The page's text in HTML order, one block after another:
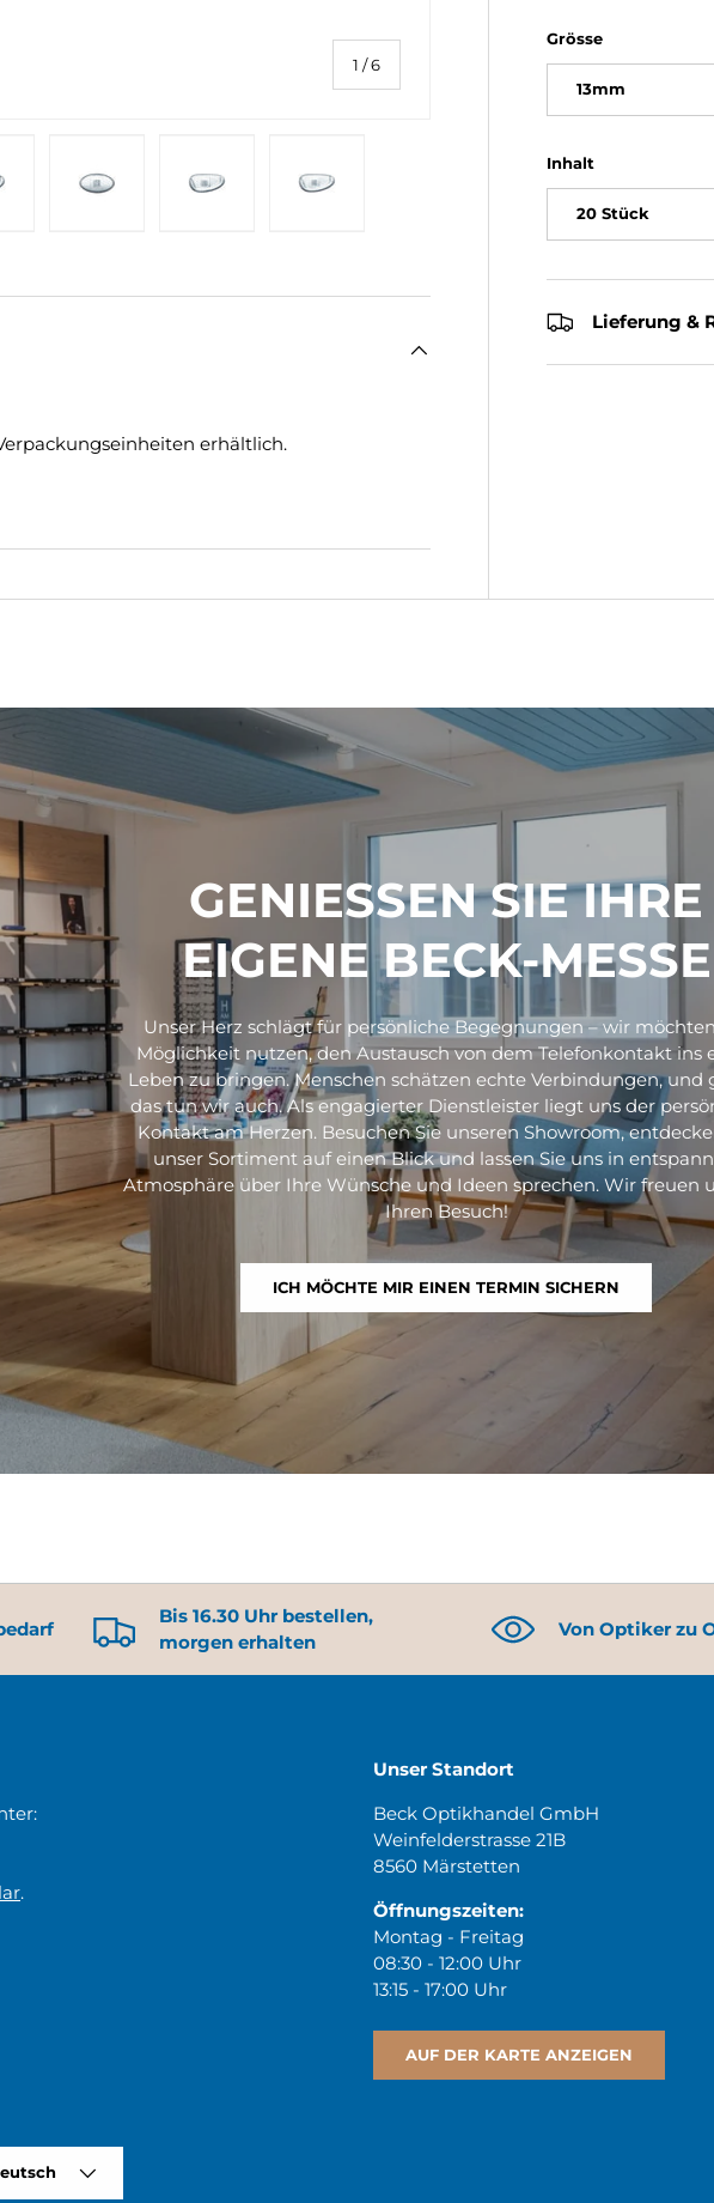
1 /von
6
Bild 6 in Galerieansicht laden
Grösse
13mm
Inhalt
20 Stück
Lieferung &
erhältlich.
GENIESSEN SIE IHRE
EIGENE BECK-MESSE
Unser Herz schlägt für persönliche Begegnungen – wir
Möglichkeit nutzen, den Austausch von dem Telefonkontakt ins
Leben zu bringen. Menschen schätzen echte Verbindungen, und
das tun wir auch. Als engagierter Dienstleister liegt uns der
Kontakt am Herzen. Besuchen Sie unseren Showroom,
unser Sortiment auf einen Blick und lassen Sie uns in
Atmosphäre über Ihre Wünsche und Ideen sprechen. Wir freuen
Ihren Besuch!
ICH MÖCHTE MIR EINEN TERMIN SICHERN
Bis 16.30 Uhr bestellen,
morgen erhalten
Von Optiker zu
.
Unser Standort
Beck Optikhandel GmbH
Weinfelderstrasse 21B
8560 Märstetten
Öffnungszeiten:
Montag - Freitag
08:30 - 12:00 Uhr
13:15 - 17:00 Uhr
AUF DER KARTE ANZEIGEN